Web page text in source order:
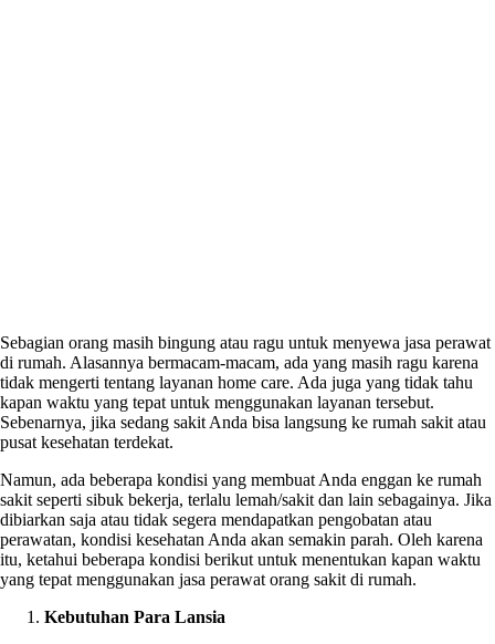
Sebagian orang masih bingung atau ragu untuk menyewa jasa perawat
di rumah. Alasannya bermacam-macam, ada yang masih ragu karena
tidak mengerti tentang layanan home care. Ada juga yang tidak tahu
kapan waktu yang tepat untuk menggunakan layanan tersebut.
Sebenarnya, jika sedang sakit Anda bisa langsung ke rumah sakit atau
pusat kesehatan terdekat.
Namun, ada beberapa kondisi yang membuat Anda enggan ke rumah
sakit seperti sibuk bekerja, terlalu lemah/sakit dan lain sebagainya. Jika
dibiarkan saja atau tidak segera mendapatkan pengobatan atau
perawatan, kondisi kesehatan Anda akan semakin parah. Oleh karena
itu, ketahui beberapa kondisi berikut untuk menentukan kapan waktu
yang tepat menggunakan jasa perawat orang sakit di rumah.
Kebutuhan Para Lansia